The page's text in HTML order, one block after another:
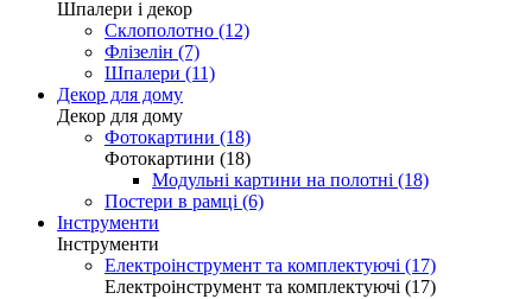
Шпалери і декор
Склополотно (12)
Флізелін (7)
Шпалери (11)
Декор для дому
Декор для дому
Фотокартини (18)
Фотокартини (18)
Модульні картини на полотні (18)
Постери в рамці (6)
Інструменти
Інструменти
Електроінструмент та комплектуючі (17)
Електроінструмент та комплектуючі (17)